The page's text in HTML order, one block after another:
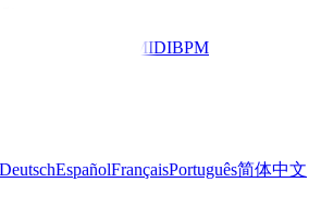
AI Audio zu MIDIBPM
DeutschEspañolFrançaisPortuguês简体中文